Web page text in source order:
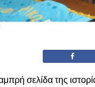
σελίδα της